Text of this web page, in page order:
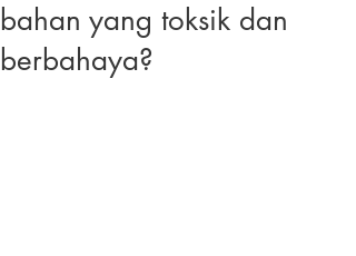
bahan yang toksik dan
berbahaya?